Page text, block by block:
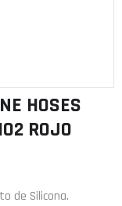
HOSES
ROJO
de Silicona.